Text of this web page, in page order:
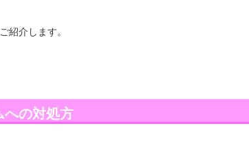
紹介します。
の対処方